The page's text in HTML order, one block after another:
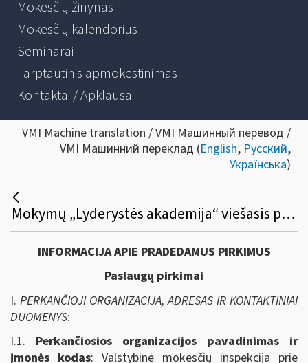
Mokesčių žinynas
Mokesčių kalendorius
Seminarai
Tarptautinis apmokestinimas
Kontaktai / Apklausa
VMI Machine translation / VMI Машинный перевод /
VMI Машинний переклад (English, Русский,
Українська)
Mokymų „Lyderystės akademija“ viešasis pirkimas
INFORMACIJA APIE PRADEDAMUS PIRKIMUS
Paslaugų pirkimai
I. PERKANČIOJI ORGANIZACIJA, ADRESAS IR KONTAKTINIAI
DUOMENYS:
I.1. Perkančiosios organizacijos pavadinimas ir
įmonės kodas: Valstybinė mokesčių inspekcija prie